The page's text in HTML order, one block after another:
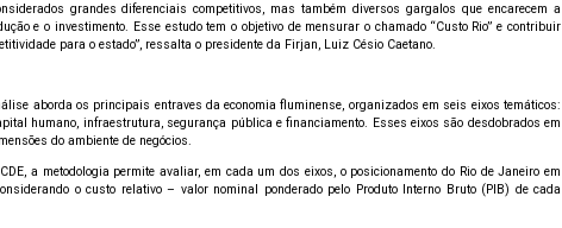
grandes diferenciais competitivos, mas também diversos gargalos que encarecem a
e o investimento. Esse estudo tem o objetivo de mensurar o chamado “Custo Rio” e contribuir
para o estado”, ressalta o presidente da Firjan, Luiz Césio Caetano.
aborda os principais entraves da economia fluminense, organizados em seis eixos temáticos:
humano, infraestrutura, segurança pública e financiamento. Esses eixos são desdobrados em
do ambiente de negócios.
a metodologia permite avaliar, em cada um dos eixos, o posicionamento do Rio de Janeiro em
o custo relativo – valor nominal ponderado pelo Produto Interno Bruto (PIB) de cada